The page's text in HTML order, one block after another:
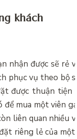
khách
nhận được sẽ rẻ
phục vụ theo bộ
được thuận tiện
mua một viên
liên quan nhiều
riêng lẻ của một